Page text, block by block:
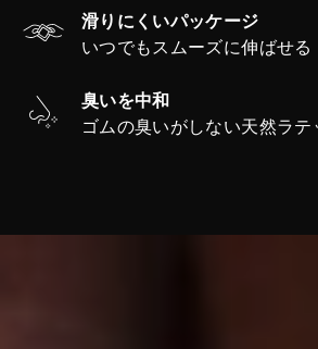
滑りにくいパッケージ
いつでもスムーズに伸ばせる
臭いを中和
ゴムの臭いがしない天然ラテ